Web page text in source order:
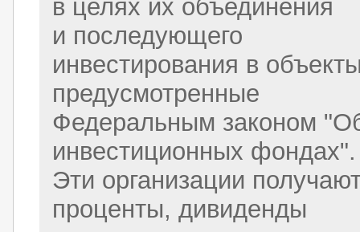
в целях их объединения
и последующего
инвестирования в
предусмотренные
Федеральным законом
инвестиционных фондах".
Эти организации
проценты, дивиденды